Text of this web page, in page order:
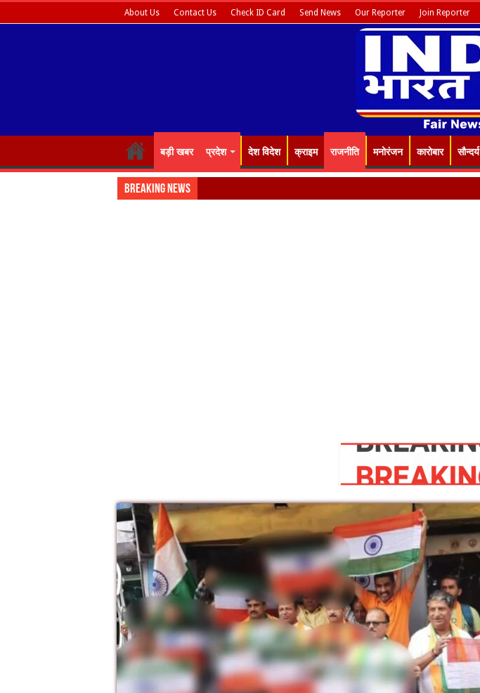
About Us Contact Us Check ID Card Send News Our Reporter Join Reporter
बड़ी खबर प्रदेश देश विदेश क्राइम राजनीति मनोरंजन कारोबार सौन्दर्य
Breaking News